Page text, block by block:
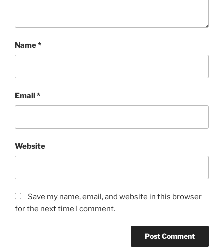
Name*
Email*
Website
Save my name, email, and website in this browser
for the next time I comment.